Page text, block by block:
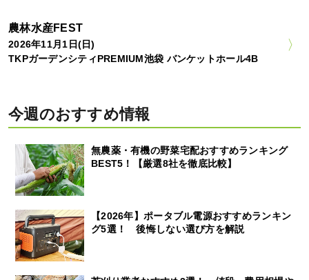
農林水産FEST
2026年11月1日(日)
TKPガーデンシティPREMIUM池袋 バンケットホール4B
今週のおすすめ情報
無農薬・有機の野菜宅配おすすめランキング
BEST5！【厳選8社を徹底比較】
【2026年】ポータブル電源おすすめランキン
グ5選！ 後悔しない選び方を解説